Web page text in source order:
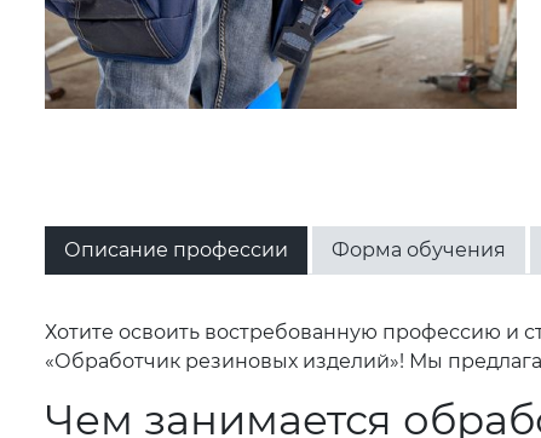
Описание профессии Форма обучения
Хотите освоить востребованную профессию и
«Обработчик резиновых изделий»! Мы
Чем занимается